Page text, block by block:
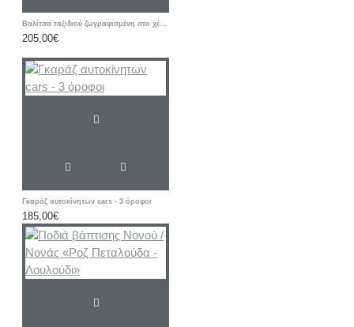
Βαλίτσα ταξιδιού ζωγραφισμένη στο χέρι με όνομα παιδιού «Μπαλαρίνα»
205,00€
Γκαράζ αυτοκίνητων cars - 3 όροφοι
185,00€